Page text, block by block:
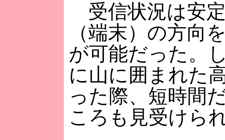
受信状況は安
（端末）の方向
が可能だった。
に山に囲まれた
った際、短時間
ころも見受けら